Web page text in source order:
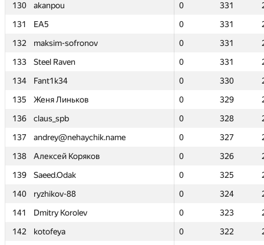
130
akanpou 0 331
131
EA5 0 331
132
maksim-sofronov 0 331
133
Steel Raven 0 331
134
Fant1k34 0 330
135
Женя Линьков 0 329
136
claus_spb 0 328
137
andrey@nehaychik.name 0 327
138
Алексей Коряков 0 326
139
Saeed.Odak 0 325
140
ryzhikov-88 0 324
141
Dmitry Korolev 0 323
142
kotofeya 0 322
130
akanpou 0 331
131
EA5 0 331
132
maksim-sofronov 0 331
133
Steel Raven 0 331
134
Fant1k34 0 330
135
Женя Линьков 0 329
136
claus_spb 0 328
137
andrey@nehaychik.name 0 327
138
Алексей Коряков 0 326
139
Saeed.Odak 0 325
140
ryzhikov-88 0 324
141
Dmitry Korolev 0 323
142
kotofeya 0 322